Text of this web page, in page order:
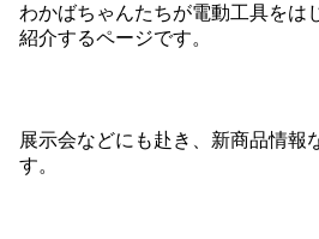
わかばちゃんたちが電動工具をは
紹介するページです。
展示会などにも赴き、新商品情報
す。